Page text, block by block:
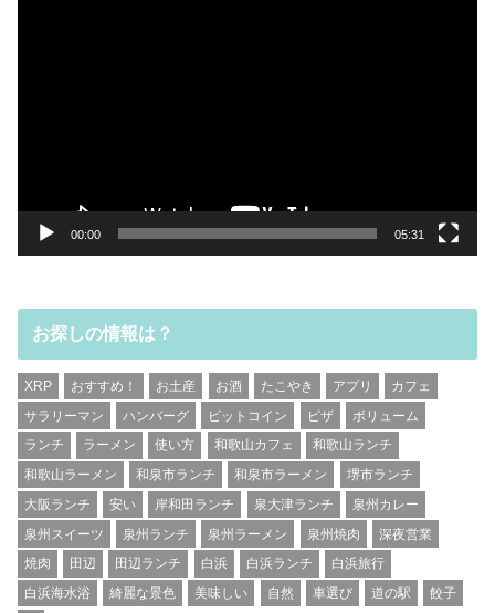
00:00 05:31
お探しの情報は？
XRP おすすめ！ お土産 お酒 たこやき アプリ
カフェ
サラリーマン
ハンバーグ ビットコイン ピザ
ボリューム
ランチ
ラーメン 使い方 和歌山カフェ
和歌山ランチ
和歌山ラーメン
和泉市ランチ 和泉市ラーメン
堺市ランチ
大阪ランチ
安い 岸和田ランチ 泉大津ランチ
泉州カレー
泉州スイーツ
泉州ランチ 泉州ラーメン 泉州焼肉
深夜営業
焼肉
田辺 田辺ランチ 白浜 白浜ランチ
白浜旅行
白浜海水浴
綺麗な景色 美味しい 自然 車選び 道の駅 餃子